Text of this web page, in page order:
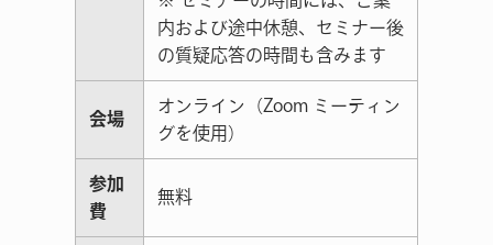
内および途中休憩、セミナー後
の質疑応答の時間も含みます
会場
オンライン（Zoom ミーティン
グを使用）
参加
費
無料